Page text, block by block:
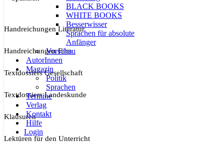
BLACK BOOKS
WHITE BOOKS
Besserwisser
Sprachen für absolute
Anfänger
Vorschau
AutorInnen
Magazin
Politik
Sprachen
Termine
Verlag
Kontakt
Hilfe
Login
Handreichungen Literatur
Handreichungen Film
Textdossiers Gesellschaft
Textdossiers Landeskunde
Klausuren
Lektüren für den Unterricht